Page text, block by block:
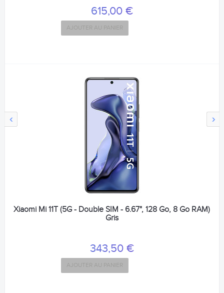
‹ ›
615,00 €
AJOUTER AU PANIER
Xiaomi Mi 11T (5G - Double SIM - 6.67", 128 Go, 8 Go RAM)
Gris
343,50 €
AJOUTER AU PANIER